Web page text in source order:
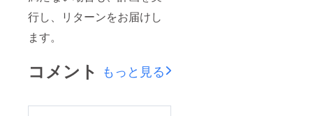
行し、リターンをお届けし
ます。
コメント もっと見る